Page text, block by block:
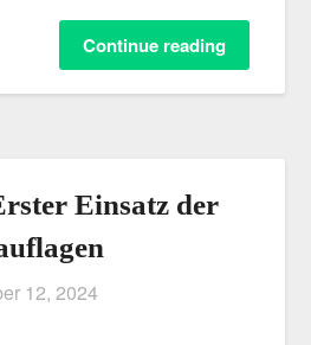
Continue reading
Einsatz der
12, 2024